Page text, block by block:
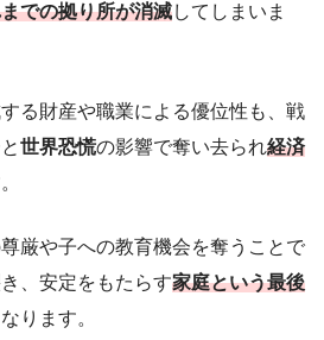
での拠り所が消滅してしまいま
る財産や職業による優位性も、戦
と世界恐慌の影響で奪い去られ経済
厳や子への教育機会を奪うことで
、安定をもたらす家庭という最後
ります。